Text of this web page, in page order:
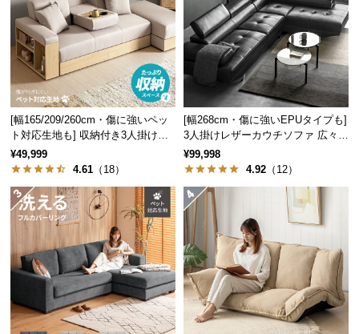
ス
に
つ
い
て
搬
入
経
に
つ
て
品・
キ
座面高 約42㎝
快適な座り心地でリラックス
[幅165/209/260cm・傷に強いペッ
ト対応生地も] 収納付き3人掛け多
機能ソファ
¥49,999
4.61 （18）
[幅268cm・傷に強いEPUタイプも]
3人掛けレザーカウチソファ 広々設
計 高級感
¥99,998
4.92 （12）